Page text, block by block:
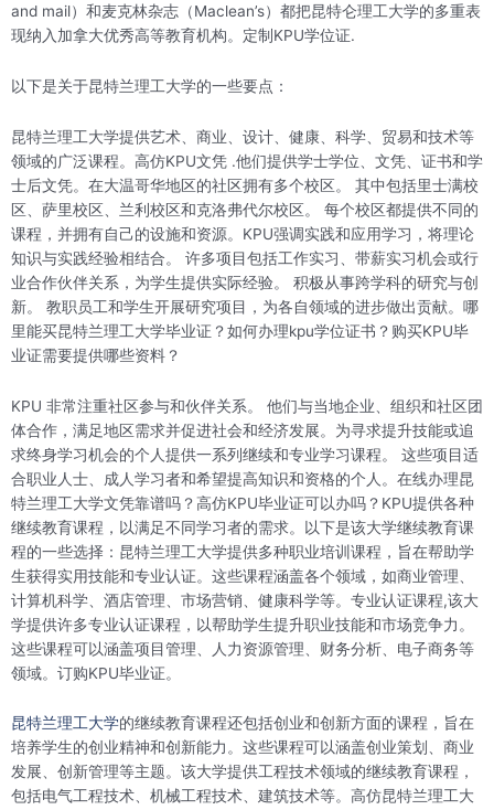
and mail）和麦克林杂志（Maclean’s）都把昆特仑理工大学的多重表
现纳入加拿大优秀高等教育机构。定制KPU学位证.
以下是关于昆特兰理工大学的一些要点：
昆特兰理工大学提供艺术、商业、设计、健康、科学、贸易和技术等
领域的广泛课程。高仿KPU文凭 .他们提供学士学位、文凭、证书和学
士后文凭。在大温哥华地区的社区拥有多个校区。 其中包括里士满校
区、萨里校区、兰利校区和克洛弗代尔校区。 每个校区都提供不同的
课程，并拥有自己的设施和资源。KPU强调实践和应用学习，将理论
知识与实践经验相结合。 许多项目包括工作实习、带薪实习机会或行
业合作伙伴关系，为学生提供实际经验。 积极从事跨学科的研究与创
新。 教职员工和学生开展研究项目，为各自领域的进步做出贡献。哪
里能买昆特兰理工大学毕业证？如何办理kpu学位证书？购买KPU毕
业证需要提供哪些资料？
KPU 非常注重社区参与和伙伴关系。 他们与当地企业、组织和社区团
体合作，满足地区需求并促进社会和经济发展。为寻求提升技能或追
求终身学习机会的个人提供一系列继续和专业学习课程。 这些项目适
合职业人士、成人学习者和希望提高知识和资格的个人。在线办理昆
特兰理工大学文凭靠谱吗？高仿KPU毕业证可以办吗？KPU提供各种
继续教育课程，以满足不同学习者的需求。以下是该大学继续教育课
程的一些选择：昆特兰理工大学提供多种职业培训课程，旨在帮助学
生获得实用技能和专业认证。这些课程涵盖各个领域，如商业管理、
计算机科学、酒店管理、市场营销、健康科学等。专业认证课程,该大
学提供许多专业认证课程，以帮助学生提升职业技能和市场竞争力。
这些课程可以涵盖项目管理、人力资源管理、财务分析、电子商务等
领域。订购KPU毕业证。
昆特兰理工大学的继续教育课程还包括创业和创新方面的课程，旨在
培养学生的创业精神和创新能力。这些课程可以涵盖创业策划、商业
发展、创新管理等主题。该大学提供工程技术领域的继续教育课程，
包括电气工程技术、机械工程技术、建筑技术等。高仿昆特兰理工大